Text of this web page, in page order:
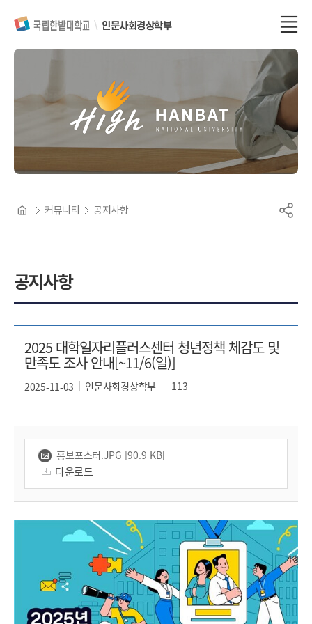
인문사회경상학부
공지사항
커뮤니티 공지사항
2025 대학일자리플러스센터 청년정책 체감도 및
만족도 조사 안내[~11/6(일)]
인문사회경상학부 113
2025-11-03
홍보포스터.JPG [90.9 KB]
다운로드